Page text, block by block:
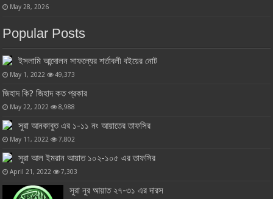
May 28, 2026
Popular Posts
ইসলামি আন্দোলন সাফল্যের শর্তাবলী বইয়ের নোট
May 1, 2022 49,373
জিহাদ কি? জিহাদ কত প্রকার
May 22, 2022 8,988
সুরা আনকাবুত এর ১-১১ নং আয়াতের তাফসির
May 11, 2022 7,802
সুরা আল ইমরান আয়াত ১০২-১০৫ এর তাফসির
April 21, 2022 7,303
সুরা নুর আয়াত ২৭-৩১ এর দারস